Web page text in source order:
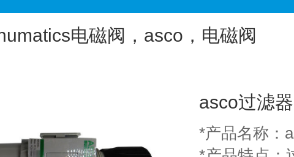
电磁阀，asco，电磁阀
asco过滤
*产品名称：